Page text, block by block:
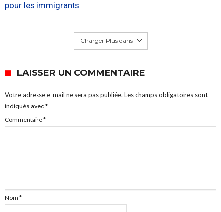
pour les immigrants
Charger Plus dans
LAISSER UN COMMENTAIRE
Votre adresse e-mail ne sera pas publiée. Les champs obligatoires sont
indiqués avec*
Commentaire*
Nom *